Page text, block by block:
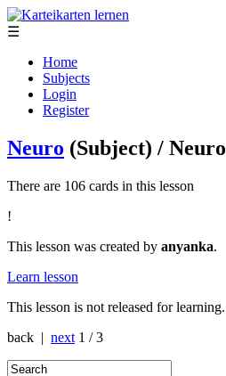
☰
Home
Subjects
Login
Register
Neuro (Subject) / Neuro
There are 106 cards in this lesson
!
This lesson was created by anyanka.
Learn lesson
This lesson is not released for learning.
back | next 1 / 3